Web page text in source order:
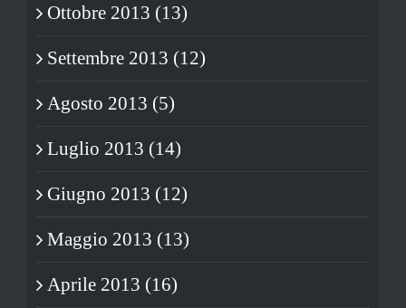
Ottobre 2013 (13)
Settembre 2013 (12)
Agosto 2013 (5)
Luglio 2013 (14)
Giugno 2013 (12)
Maggio 2013 (13)
Aprile 2013 (16)